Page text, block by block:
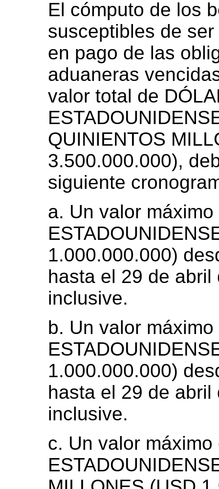
El cómputo de los
susceptibles de
en pago de las
aduaneras
valor total de
QUINIENTOS
3.500.000.000),
siguiente
a. Un valor
1.000.000.000)
hasta el 29 de
inclusive.
b. Un valor
1.000.000.000)
hasta el 29 de
inclusive.
c. Un valor